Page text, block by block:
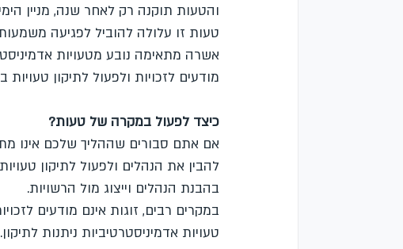
והטעות תוקנה רק לאחר שנה, מניין הימים יתחיל מחדש.
טעות זו עלולה להוביל לפגיעה
אשרה מתאימה נובע מטעויות
מודעים לזכויות ולפעול לתיקון
כיצד לפעול במקרה של טעות?
אם אתם סבורים שההליך שלכם אינו
להבין את הנהלים ולפעול לתיקון
בהבנת הנהלים וייצוג מול הרשויות.
במקרים רבים, זוגות אינם מודעים
טעויות אדמיניסטרטיביות ניתנות